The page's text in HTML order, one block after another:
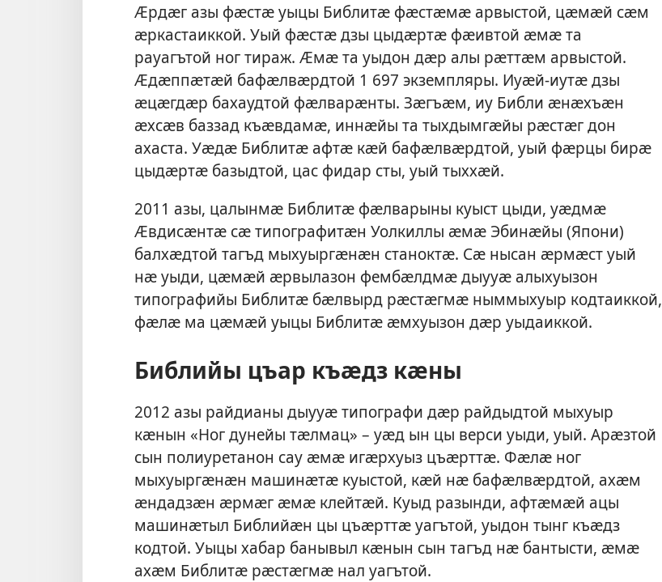
Ӕрдӕг азы фӕстӕ уыцы Библитӕ фӕстӕмӕ арвыстой, цӕмӕй сӕм
ӕркастаиккой. Уый фӕстӕ дзы цыдӕртӕ фӕивтой ӕмӕ та
рауагътой ног тираж. Ӕмӕ та уыдон дӕр алы рӕттӕм арвыстой.
Ӕдӕппӕтӕй бафӕлвӕрдтой 1 697 экземпляры. Иуӕй-иутӕ дзы
ӕцӕгдӕр бахаудтой фӕлварӕнты. Зӕгъӕм, иу Библи ӕнӕхъӕн
ӕхсӕв баззад къӕвдамӕ, иннӕйы та тыхдымгӕйы рӕстӕг дон
ахаста. Уӕдӕ Библитӕ афтӕ кӕй бафӕлвӕрдтой, уый фӕрцы бирӕ
цыдӕртӕ базыдтой, цас фидар сты, уый тыххӕй.
2011 азы, цалынмӕ Библитӕ фӕлварыны куыст цыди, уӕдмӕ
Ӕвдисӕнтӕ сӕ типографитӕн Уолкиллы ӕмӕ Эбинӕйы (Япони)
балхӕдтой тагъд мыхуыргӕнӕн станоктӕ. Сӕ нысан ӕрмӕст уый
нӕ уыди, цӕмӕй ӕрвылазон фембӕлдмӕ дыууӕ алыхуызон
типографийы Библитӕ бӕлвырд рӕстӕгмӕ ныммыхуыр кодтаиккой,
фӕлӕ ма цӕмӕй уыцы Библитӕ ӕмхуызон дӕр уыдаиккой.
Библийы цъар къӕдз кӕны
2012 азы райдианы дыууӕ типографи дӕр райдыдтой мыхуыр
кӕнын «Ног дунейы тӕлмац» – уӕд ын цы верси уыди, уый. Арӕзтой
сын полиуретанон сау ӕмӕ игӕрхуыз цъӕрттӕ. Фӕлӕ ног
мыхуыргӕнӕн машинӕтӕ куыстой, кӕй нӕ бафӕлвӕрдтой, ахӕм
ӕндадзӕн ӕрмӕг ӕмӕ клейтӕй. Куыд разынди, афтӕмӕй ацы
машинӕтыл Библийӕн цы цъӕрттӕ уагътой, уыдон тынг къӕдз
кодтой. Уыцы хабар банывыл кӕнын сын тагъд нӕ бантысти, ӕмӕ
ахӕм Библитӕ рӕстӕгмӕ нал уагътой.